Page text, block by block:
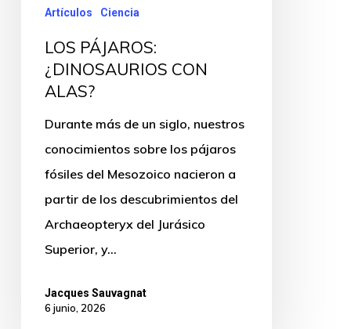
Artículos Ciencia
LOS PÁJAROS:
¿DINOSAURIOS CON
ALAS?
Durante más de un siglo, nuestros
conocimientos sobre los pájaros
fósiles del Mesozoico nacieron a
partir de los descubrimientos del
Archaeopteryx del Jurásico
Superior, y…
Jacques Sauvagnat
6 junio, 2026